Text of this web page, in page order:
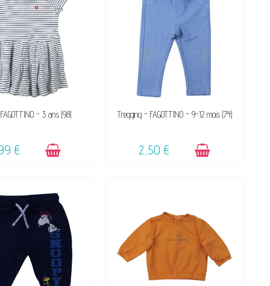
DISPONIBLE- 3 ans (98)
€
DISPONIBLE
Tregging - FAGOTTINO - 9-12 mois (74)
2,50 €